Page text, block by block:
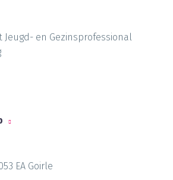
en Gezinsprofessional
EA Goirle